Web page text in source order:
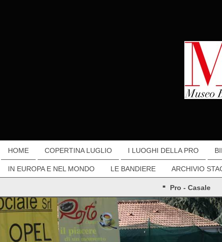
HOME COPERTINA LUGLIO I LUOGHI DELLA PRO
IN EUROPA E NEL MONDO LE BANDIERE ARCHIVIO
Pro - Casale